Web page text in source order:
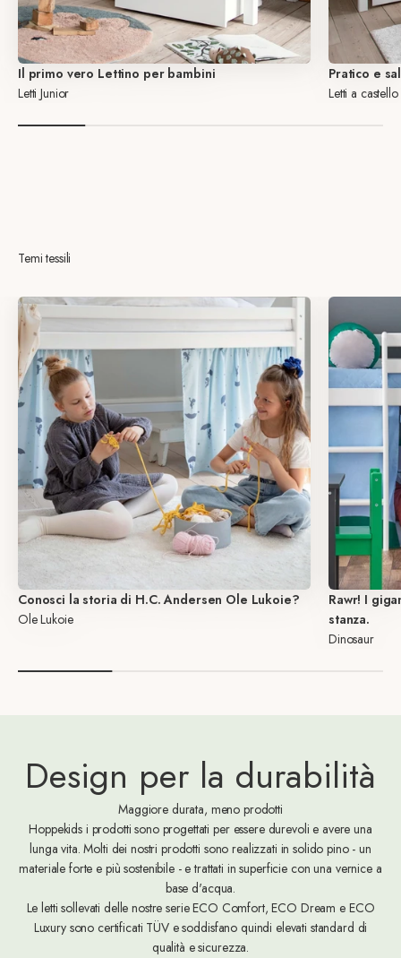
Il primo vero Lettino per bambini
Letti Junior
Pratico e
Letti a castello
Aggiorna la camera dei bambini con tessili per la letto
Temi tessili
Conosci la storia di H.C. Andersen Ole Lukoie?
Ole Lukoie
Rawr! I
stanza.
Dinosaur
Design per la durabilità
Maggiore durata, meno prodotti
Hoppekids i prodotti sono progettati per essere durevoli e avere una
lunga vita. Molti dei nostri prodotti sono realizzati in solido pino - un
materiale forte e più sostenibile - e trattati in superficie con una vernice a
base d'acqua.
Le letti sollevati delle nostre serie ECO Comfort, ECO Dream e ECO
Luxury sono certificati TÜV e soddisfano quindi elevati standard di
qualità e sicurezza.